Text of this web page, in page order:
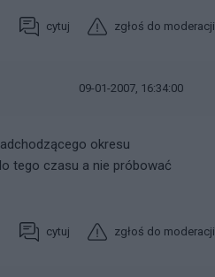
cytuj zgłoś do moderacji
09-01-2007, 16:34:00
okresu
tego czasu a nie próbować
cytuj zgłoś do moderacji